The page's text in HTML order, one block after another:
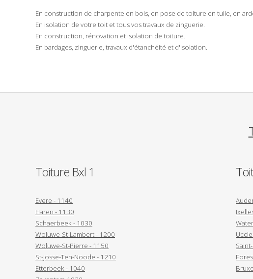
En construction de charpente en bois, en pose de toiture en tuile, en
En isolation de votre toit et tous vos travaux de zinguerie.
En construction, rénovation et isolation de toiture.
En bardages, zinguerie, travaux d'étanchéité et d'isolation.
Toiture Bxl 1
Evere - 1140
Haren - 1130
Schaerbeek - 1030
Woluwe-St-Lambert - 1200
Woluwe-St-Pierre - 1150
St-Josse-Ten-Noode - 1210
Etterbeek - 1040